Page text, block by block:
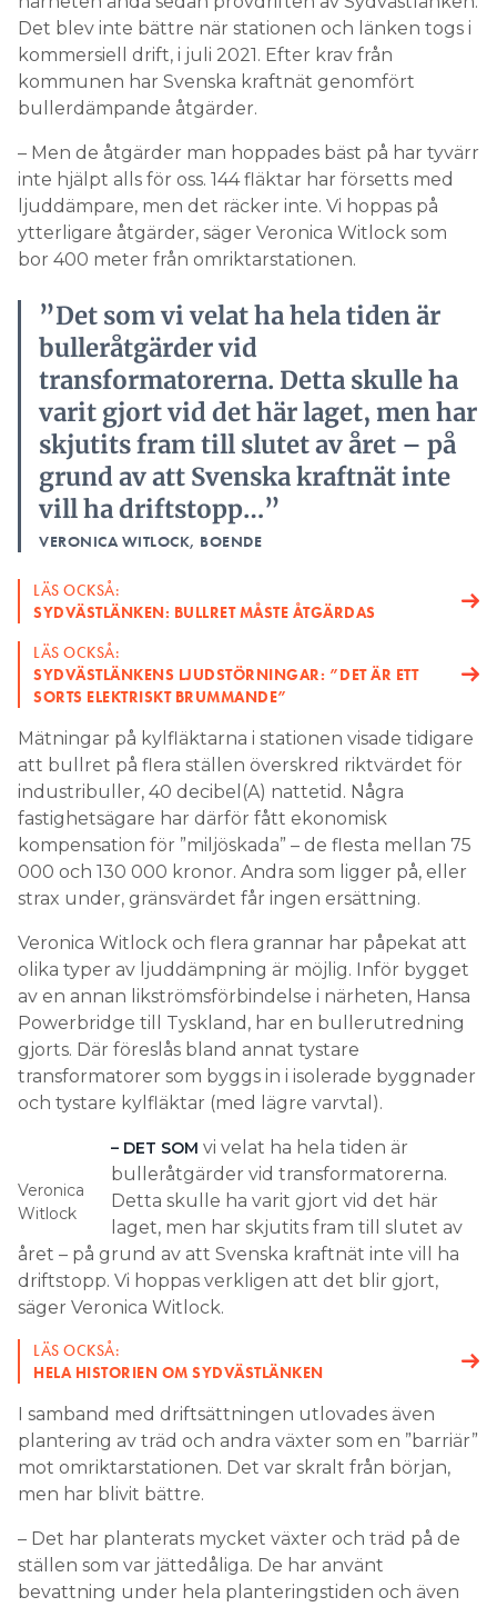
Det blev inte bättre när stationen och länken togs i
kommersiell drift, i juli 2021. Efter krav från
kommunen har Svenska kraftnät genomfört
bullerdämpande åtgärder.
– Men de åtgärder man hoppades bäst på har tyvärr
inte hjälpt alls för oss. 144 fläktar har försetts med
ljuddämpare, men det räcker inte. Vi hoppas på
ytterligare åtgärder, säger Veronica Witlock som
bor 400 meter från omriktarstationen.
”Det som vi velat ha hela tiden är
bulleråtgärder vid
transformatorerna. Detta skulle ha
varit gjort vid det här laget, men har
skjutits fram till slutet av året – på
grund av att Svenska kraftnät inte
vill ha driftstopp…”
VERONICA WITLOCK, BOENDE
LÄS OCKSÅ:
SYDVÄSTLÄNKEN: BULLRET MÅSTE ÅTGÄRDAS
LÄS OCKSÅ:
SYDVÄSTLÄNKENS LJUDSTÖRNINGAR: ”DET ÄR ETT
SORTS ELEKTRISKT BRUMMANDE”
Mätningar på kylfläktarna i stationen visade tidigare
att bullret på flera ställen överskred riktvärdet för
industribuller, 40 decibel(A) nattetid. Några
fastighetsägare har därför fått ekonomisk
kompensation för ”miljöskada” – de flesta mellan 75
000 och 130 000 kronor. Andra som ligger på, eller
strax under, gränsvärdet får ingen ersättning.
Veronica Witlock och flera grannar har påpekat att
olika typer av ljuddämpning är möjlig. Inför bygget
av en annan likströmsförbindelse i närheten, Hansa
Powerbridge till Tyskland, har en bullerutredning
gjorts. Där föreslås bland annat tystare
transformatorer som byggs in i isolerade byggnader
och tystare kylfläktar (med lägre varvtal).
Veronica
Witlock
– DET SOM vi velat ha hela tiden är
bulleråtgärder vid transformatorerna.
Detta skulle ha varit gjort vid det här
laget, men har skjutits fram till slutet av
året – på grund av att Svenska kraftnät inte vill ha
driftstopp. Vi hoppas verkligen att det blir gjort,
säger Veronica Witlock.
LÄS OCKSÅ:
HELA HISTORIEN OM SYDVÄSTLÄNKEN
I samband med driftsättningen utlovades även
plantering av träd och andra växter som en ”barriär”
mot omriktarstationen. Det var skralt från början,
men har blivit bättre.
– Det har planterats mycket växter och träd på de
ställen som var jättedåliga. De har använt
bevattning under hela planteringstiden och även